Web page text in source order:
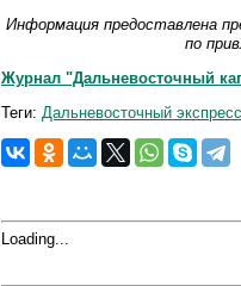
​Информация предоставлена
по
Журнал "Дальневосточный
Теги: Дальневосточный экспресс
Loading...